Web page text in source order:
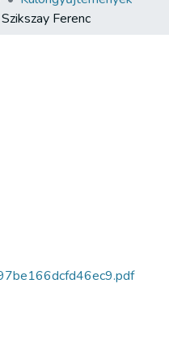
Szikszay Ferenc